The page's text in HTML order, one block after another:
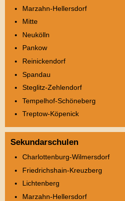
Marzahn-Hellersdorf
Mitte
Neukölln
Pankow
Reinickendorf
Spandau
Steglitz-Zehlendorf
Tempelhof-Schöneberg
Treptow-Köpenick
Sekundarschulen
Charlottenburg-Wilmersdorf
Friedrichshain-Kreuzberg
Lichtenberg
Marzahn-Hellersdorf